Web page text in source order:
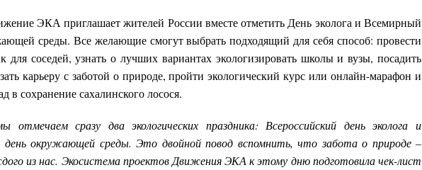
ЭКА приглашает жителей России вместе отметить День эколога и Всемирный
среды. Все желающие смогут выбрать подходящий для себя способ: провести
для соседей, узнать о лучших вариантах экологизировать школы и вузы, посадить
карьеру с заботой о природе, пройти экологический курс или онлайн-марафон и
в сохранение сахалинского лосося.
отмечаем сразу два экологических праздника: Всероссийский день эколога и
день окружающей среды. Это двойной повод вспомнить, чтозабота о природе –
из нас. Экосистема проектов Движения ЭКА к этому дню подготовила чек-лист